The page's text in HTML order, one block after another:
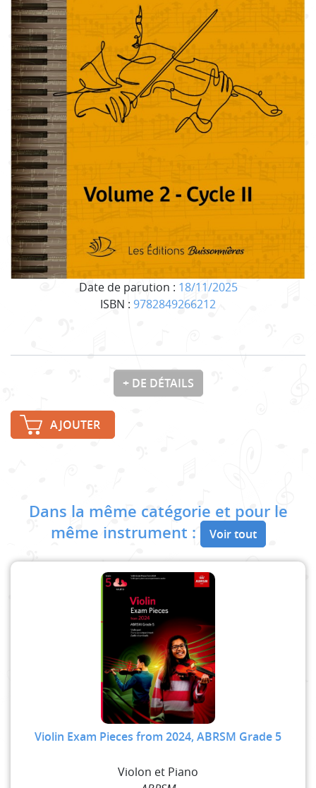
Date de parution : 18/11/2025
ISBN : 9782849266212
+ DE DÉTAILS
AJOUTER
Dans la même catégorie et pour le
même instrument :
Voir tout
Violin Exam Pieces from 2024, ABRSM Grade 5
Violon et Piano